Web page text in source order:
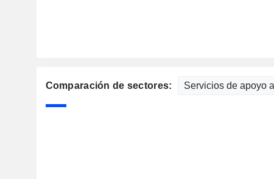
Comparación de sectores: